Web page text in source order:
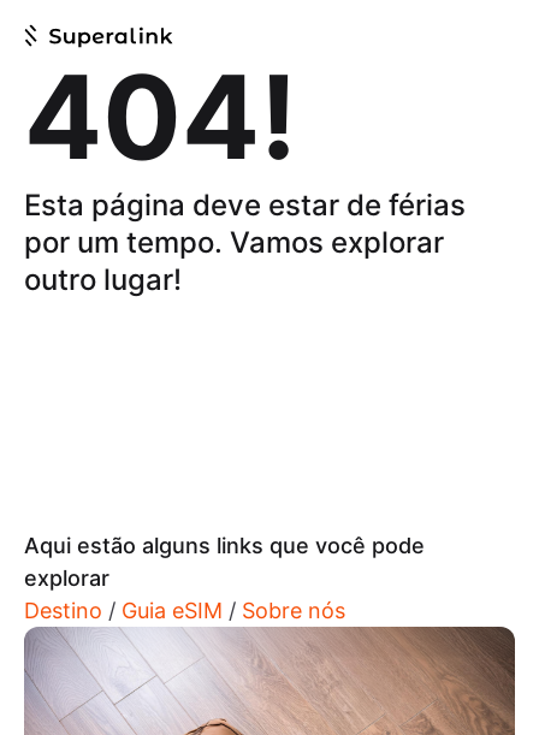
404!
Esta página deve estar de férias
por um tempo. Vamos explorar
outro lugar!
Aqui estão alguns links que você pode
explorar
Destino / Guia eSIM / Sobre nós